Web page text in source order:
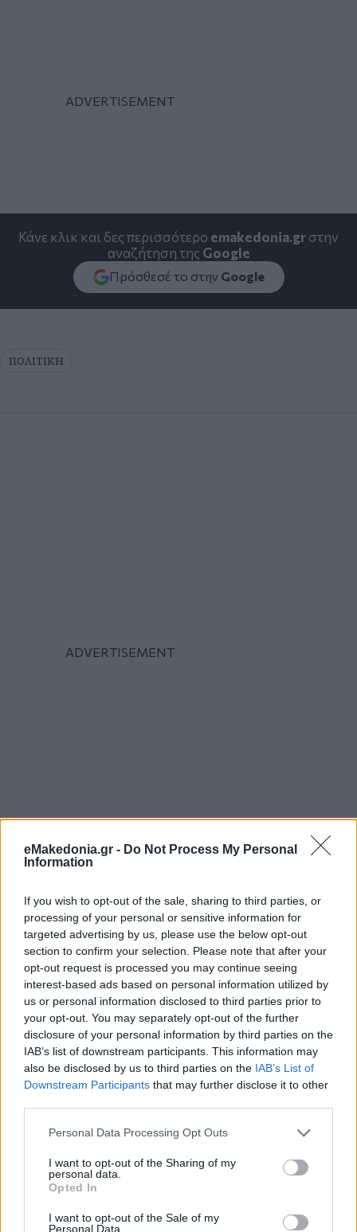
eMakedonia.gr - Do Not Process My Personal
Information
If you wish to opt-out of the sale, sharing to third parties, or
processing of your personal or sensitive information for
targeted advertising by us, please use the below opt-out
section to confirm your selection. Please note that after your
opt-out request is processed you may continue seeing
interest-based ads based on personal information utilized by
us or personal information disclosed to third parties prior to
your opt-out. You may separately opt-out of the further
disclosure of your personal information by third parties on the
IAB’s list of downstream participants. This information may
also be disclosed by us to third parties on the IAB’s List of
Downstream Participants that may further disclose it to other
Please note that this website/app uses one or more Google
not limited to your visit or usage behaviour. You may click to
grant or deny consent to Google and its third-party tags to
use your data for below specified purposes in below Google
consent section.
Personal Data Processing Opt Outs
I want to opt-out of the Sharing of my
personal data.
Opted In
I want to opt-out of the Sale of my
Personal Data.
Κάνε κλικ και δες περισσότερο emakedonia.grστην
αναζήτηση της Google
Πρόσθεσέ το στην Google
ΠΟΛΙΤΙΚΗ